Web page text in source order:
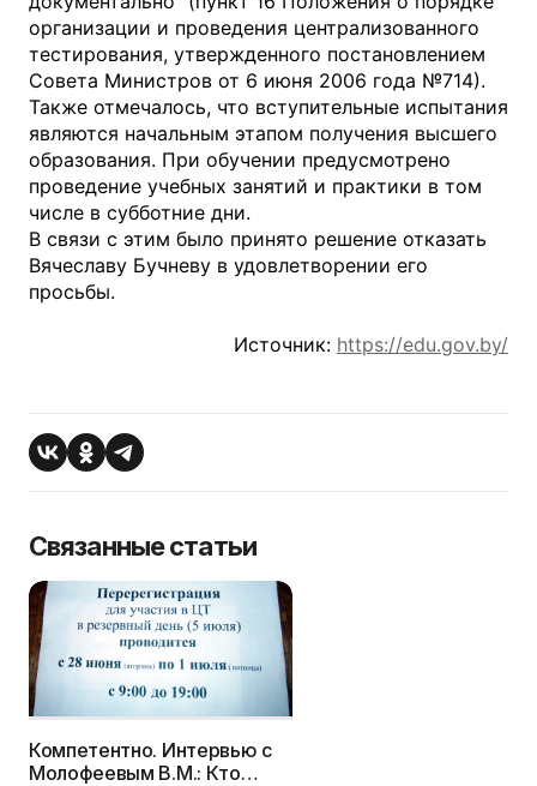
организации и проведения централизованного
тестирования, утвержденного постановлением
Совета Министров от 6 июня 2006 года №714).
Также отмечалось, что вступительные испытания
являются начальным этапом получения высшего
образования. При обучении предусмотрено
проведение учебных занятий и практики в том
числе в субботние дни.
В связи с этим было принято решение отказать
Вячеславу Бучневу в удовлетворении его
просьбы.
Источник: https://edu.gov.by/
Связанные статьи
Компетентно. Интервью с
Молофеевым В.М.: Кто